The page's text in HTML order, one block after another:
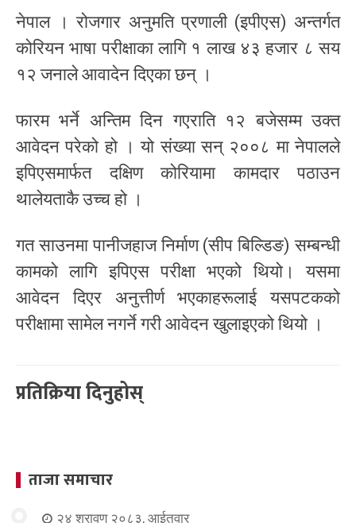
नेपाल । रोजगार अनुमति प्रणाली (इपीएस) अन्तर्गत
कोरियन भाषा परीक्षाका लागि १ लाख ४३ हजार ८ सय
१२ जनाले आवादेन दिएका छन् ।
फारम भर्ने अन्तिम दिन गएराति १२ बजेसम्म उक्त
आवेदन परेको हो । यो संख्या सन् २००८ मा नेपालले
इपिएसमार्फत दक्षिण कोरियामा कामदार पठाउन
थालेयताकै उच्च हो ।
गत साउनमा पानीजहाज निर्माण (सीप बिल्डिङ) सम्बन्धी
कामको लागि इपिएस परीक्षा भएको थियो। यसमा
आवेदन दिएर अनुत्तीर्ण भएकाहरूलाई यसपटकको
परीक्षामा सामेल नगर्ने गरी आवेदन खुलाइएको थियो ।
प्रतिक्रिया दिनुहोस्
ताजा समाचार
२४ श्रावण २०८३, आईतवार